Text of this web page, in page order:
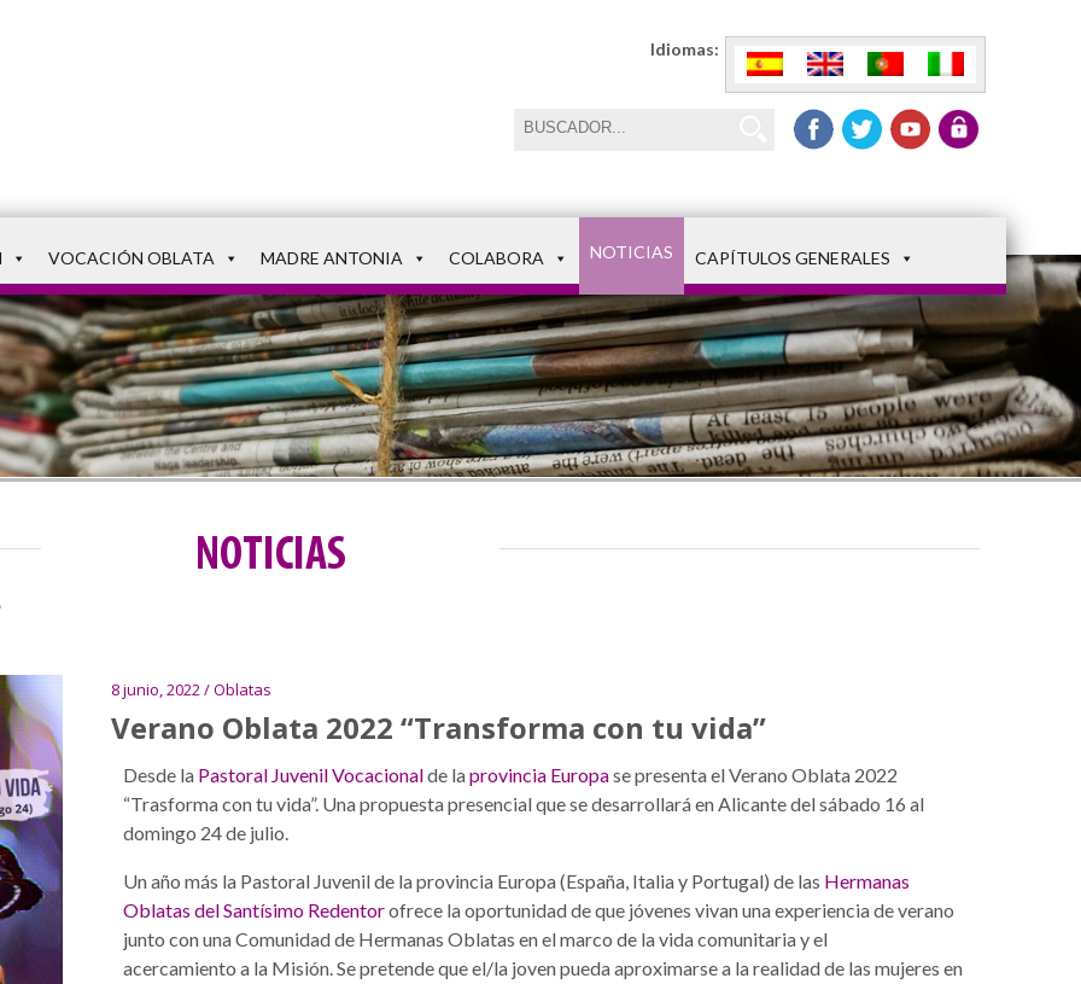
Idiomas:
VOCACIÓN OBLATA MADRE ANTONIA COLABORA NOTICIAS CAPÍTULOS GENERALES
NOTICIAS
8 junio, 2022 / Oblatas
Verano Oblata 2022 “Transforma con tu vida”
Desde la Pastoral Juvenil Vocacionalde laprovincia Europase presenta el Verano Oblata 2022
“Trasforma con tu vida”. Una propuesta presencial que se desarrollará en Alicante del sábado 16 al
domingo 24 de julio.
Un año más la Pastoral Juvenil de la provincia Europa (España, Italia y Portugal) de las Hermanas
Oblatas del Santísimo Redentorofrece la oportunidad de que jóvenes vivan una experiencia de verano
junto con una Comunidad de Hermanas Oblatas en el marco de la vida comunitaria y el
acercamiento a la Misión. Se pretende que el/la joven pueda aproximarse a la realidad de las mujeres en